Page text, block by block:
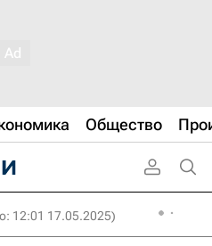
Общество
12:01 17.05.2025)